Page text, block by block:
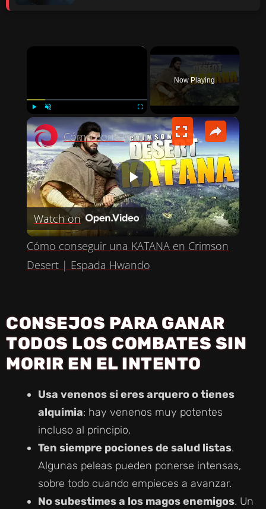
×
FULLSCREEN
Now Playing
×
P
L
A
V
I
D
E
O
Cómo conseguir una KATANA en Crimson Desert | Espada Hwando
Watch on
Cómo conseguir una KATANA en Crimson
Desert | Espada Hwando
CONSEJOS PARA GANAR
TODOS LOS COMBATES SIN
MORIR EN EL INTENTO
Usa venenos si eres arquero o tienes
alquimia: hay venenos muy potentes
incluso al principio.
Ten siempre pociones de salud listas.
Algunas peleas pueden ponerse intensas,
sobre todo cuando empieces a avanzar.
No subestimes a los magos enemigos. Un